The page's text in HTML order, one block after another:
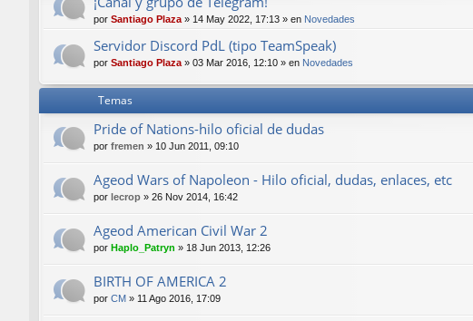
por Santiago Plaza» 14 May 2022, 17:13 » en Novedades
Servidor Discord PdL (tipo TeamSpeak)
por Santiago Plaza» 03 Mar 2016, 12:10 » en Novedades
Temas
Pride of Nations-hilo oficial de dudas
por fremen » 10 Jun 2011, 09:10
Ageod Wars of Napoleon - Hilo oficial, dudas, enlaces, etc
por lecrop » 26 Nov 2014, 16:42
Ageod American Civil War 2
por Haplo_Patryn » 18 Jun 2013, 12:26
BIRTH OF AMERICA 2
por CM » 11 Ago 2016, 17:09